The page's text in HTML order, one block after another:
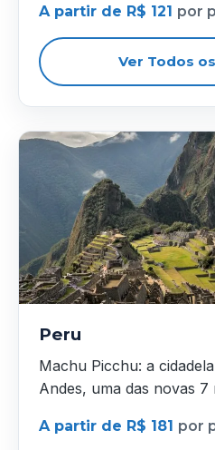
A partir de R$ 121 por
Ver Todos
Peru
Machu Picchu: a
Andes, uma das novas
A partir de R$ 181 por